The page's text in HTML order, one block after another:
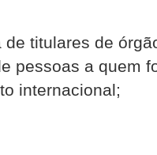
titulares de
pessoas a quem
internacional;